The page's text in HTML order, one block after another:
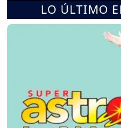
LO ÚLTIMO